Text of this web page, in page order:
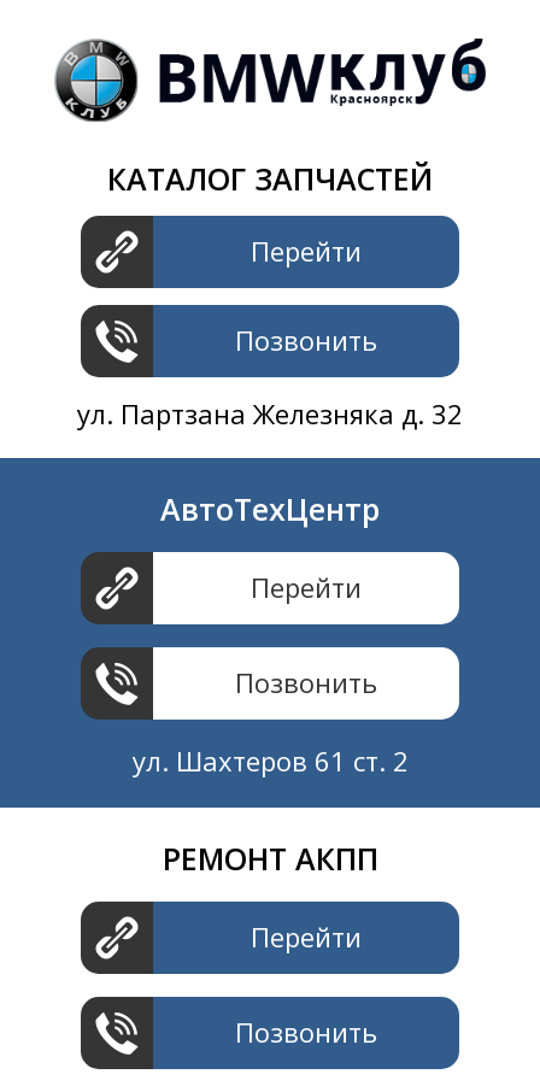
КАТАЛОГ ЗАПЧАСТЕЙ
Перейти
Позвонить
ул. Партзана Железняка д. 32
АвтоТехЦентр
Перейти
Позвонить
ул. Шахтеров 61 ст. 2
РЕМОНТ АКПП
Перейти
Позвонить
+7 391 2801414
ул. Шахтеров 61 ст.2
+7 391 2311414
ул. Шахтеров 61 ст.2